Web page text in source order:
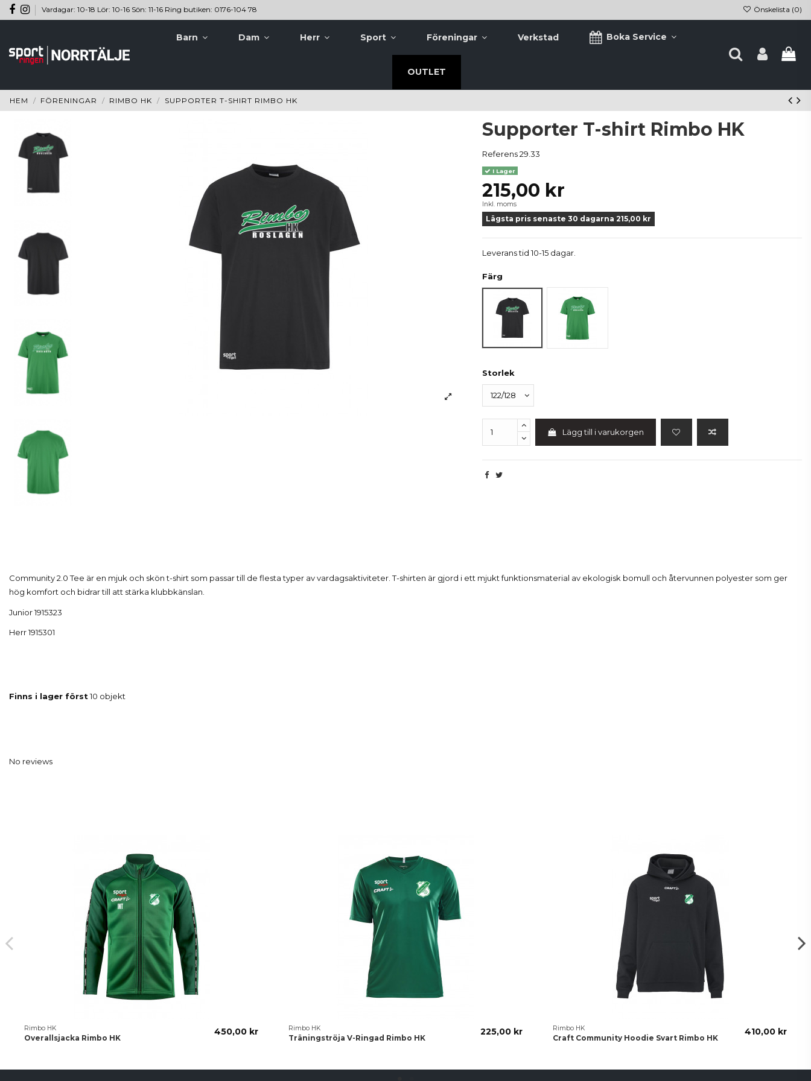
Vardagar: 10-18 Lör: 10-16 Sön: 11-16 Ring butiken: 0176-104 78 Önskelista (0)
Barn Dam Herr Sport Föreningar Verkstad Boka Service
OUTLET
HEM FÖRENINGAR RIMBO HK SUPPORTER T-SHIRT RIMBO HK
Supporter T-shirt Rimbo HK
Referens29.33
I Lager
215,00 kr
Inkl. moms
Lägsta pris senaste 30 dagarna 215,00 kr
Leverans tid 10-15 dagar.
Färg
Grön
Storlek
Lägg till i varukorgen
Community 2.0 Tee är en mjuk och skön t-shirt som passar till de flesta typer av vardagsaktiviteter. T-shirten är gjord i ett mjukt funktionsmaterial av ekologisk bomull och återvunnen polyester som ger
hög komfort och bidrar till att stärka klubbkänslan.
Junior 1915323
Herr 1915301
Finns i lager först10 objekt
No reviews
Rimbo HK
Overallsjacka Rimbo HK
450,00 kr Rimbo HK
Träningströja V-Ringad Rimbo HK
225,00 kr Rimbo HK
Craft Community Hoodie Svart Rimbo HK
410,00 kr